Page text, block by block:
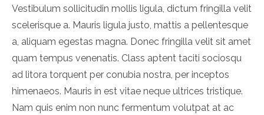
Vestibulum sollicitudin mollis ligula, dictum fringilla velit
scelerisque a. Mauris ligula justo, mattis a pellentesque
a, aliquam egestas magna. Donec fringilla velit sit amet
quam tempus venenatis. Class aptent taciti sociosqu
ad litora torquent per conubia nostra, per inceptos
himenaeos. Mauris in est vitae neque ultrices tristique.
Nam quis enim non nunc fermentum volutpat at ac